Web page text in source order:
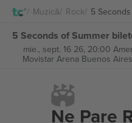
Muzică Rock 5
5 Seconds of Summer
mie., sept. 16 26, 20:00
Movistar Arena Buenos
Ne Pare